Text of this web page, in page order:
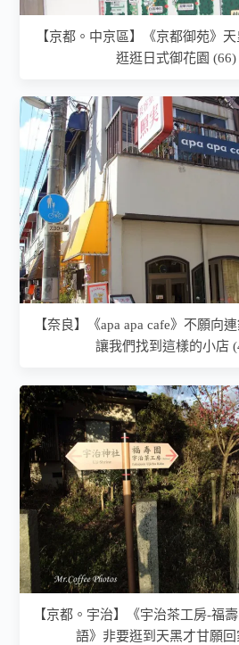
【京都。中京區】《京都御苑》
逛逛日式御花園 (66)
【奈良】《apa apa cafe》不願向
讓我們找到這樣的小店
【京都。宇治】《宇治茶工房-福
語》非要逛到天黑才甘願回